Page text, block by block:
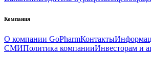
Компания
О компании GoPharmКонтакты
СМИПолитика компанииИнвесторам и